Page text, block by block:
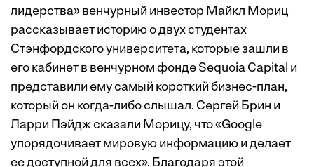
лидерства» венчурный инвестор Майкл Мориц
рассказывает историю о двух студентах
Стэнфордского университета, которые зашли в
его кабинет в венчурном фонде Sequoia Capital и
представили ему самый короткий бизнес-план,
который он когда-либо слышал. Сергей Брин и
Ларри Пэйдж сказали Морицу, что «Google
упорядочивает мировую информацию и делает
ее доступной для всех». Благодаря этой